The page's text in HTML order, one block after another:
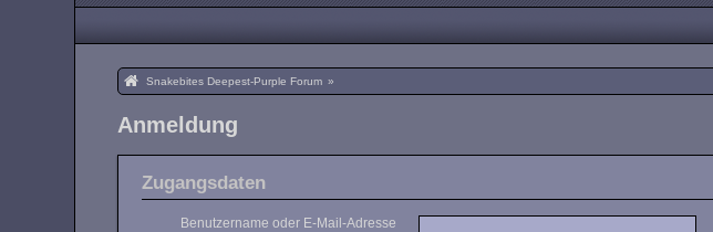
Snakebites Deepest-Purple Forum »
Anmeldung
Zugangsdaten
Benutzername oder E-Mail-Adresse